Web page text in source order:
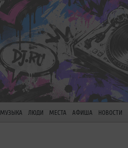
МУЗЫКА ЛЮДИ МЕСТА АФИША НОВОСТИ